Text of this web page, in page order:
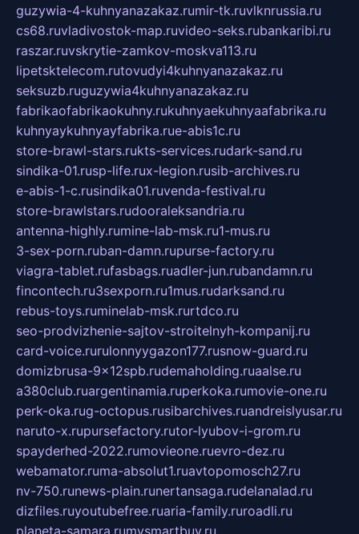
guzywia-4-kuhnyanazakaz.rumir-tk.ruvlknrussia.ru
cs68.ruvladivostok-map.ruvideo-seks.rubankaribi.ru
raszar.ruvskrytie-zamkov-moskva113.ru
lipetsktelecom.rutovudyi4kuhnyanazakaz.ru
seksuzb.ruguzywia4kuhnyanazakaz.ru
fabrikaofabrikaokuhny.rukuhnyaekuhnyaafabrika.ru
kuhnyaykuhnyayfabrika.rue-abis1c.ru
store-brawl-stars.rukts-services.rudark-sand.ru
sindika-01.rusp-life.rux-legion.rusib-archives.ru
e-abis-1-c.rusindika01.ruvenda-festival.ru
store-brawlstars.rudooraleksandria.ru
antenna-highly.rumine-lab-msk.ru1-mus.ru
3-sex-porn.ruban-damn.rupurse-factory.ru
viagra-tablet.rufasbags.ruadler-jun.rubandamn.ru
fincontech.ru3sexporn.ru1mus.rudarksand.ru
rebus-toys.ruminelab-msk.rurtdco.ru
seo-prodvizhenie-sajtov-stroitelnyh-kompanij.ru
card-voice.rurulonnyygazon177.rusnow-guard.ru
domizbrusa-9x12spb.rudemaholding.ruaalse.ru
a380club.ruargentinamia.ruperkoka.rumovie-one.ru
perk-oka.rug-octopus.rusibarchives.ruandreislyusar.ru
naruto-x.rupursefactory.rutor-lyubov-i-grom.ru
spayderhed-2022.rumovieone.ruevro-dez.ru
webamator.ruma-absolut1.ruavtopomosch27.ru
nv-750.runews-plain.runertansaga.rudelanalad.ru
dizfiles.ruyoutubefree.ruaria-family.ruroadli.ru